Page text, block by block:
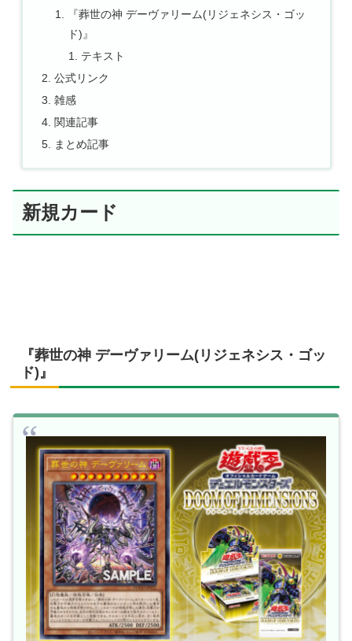
『葬世の神 デーヴァリーム(リジェネシス・ゴッ
ド)』
テキスト
公式リンク
雑感
関連記事
まとめ記事
新規カード
『葬世の神 デーヴァリーム(リジェネシス・ゴッ
ド)』